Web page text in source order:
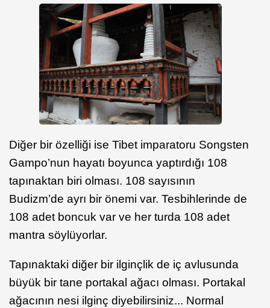
Diğer bir özelliği ise Tibet imparatoru Songsten
Gampo’nun hayatı boyunca yaptırdığı 108
tapınaktan biri olması. 108 sayısının
Budizm’de ayrı bir önemi var. Tesbihlerinde de
108 adet boncuk var ve her turda 108 adet
mantra söylüyorlar.
Tapınaktaki diğer bir ilginçlik de iç avlusunda
büyük bir tane portakal ağacı olması. Portakal
ağacının nesi ilginç diyebilirsiniz... Normal